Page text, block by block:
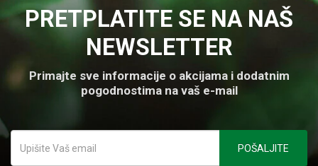
PRETPLATITE SE NA NAŠ
NEWSLETTER
Primajte sve informacije o akcijama i dodatnim
pogodnostima na vaš e-mail